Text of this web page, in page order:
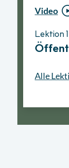
Video
Lektion 1
Alle